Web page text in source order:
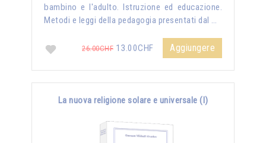
bambino e l'adulto. Istruzione ed educazione.
Metodi e leggi della pedagogia presentati dal …
26.00CHF 13.00CHF Aggiungere
La nuova religione solare e universale (I)